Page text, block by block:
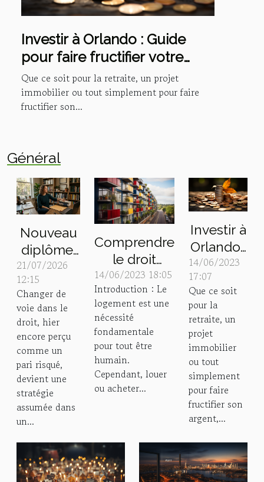
Investir à Orlando : Guide
pour faire fructifier votre
argent
Que ce soit pour la retraite, un projet
immobilier ou tout simplement pour faire
fructifier son...
Général
Nouveau
diplôme,
nouveau
départ :
réinventer
sa
carrière
juridique
21/07/2026
12:15
Changer de
voie dans le
droit, hier
encore perçu
comme un
pari risqué,
devient une
stratégie
assumée dans
un...
Comprendre
le droit
d'usage et
d'habitation :
Guide pour
propriétaires
et locataires
14/06/2023 18:05
Introduction : Le
logement est une
nécessité
fondamentale
pour tout être
humain.
Cependant, louer
ou acheter...
Investir à
Orlando :
Guide
pour
faire
fructifier
votre
argent
14/06/2023
17:07
Que ce soit
pour la
retraite, un
projet
immobilier
ou tout
simplement
pour faire
fructifier son
argent,...